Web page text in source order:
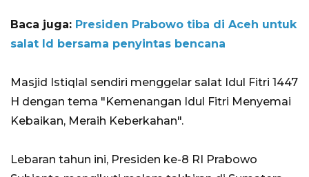
Baca juga: Presiden Prabowo tiba di Aceh untuk
salat Id bersama penyintas bencana
Masjid Istiqlal sendiri menggelar salat Idul Fitri 1447
H dengan tema "Kemenangan Idul Fitri Menyemai
Kebaikan, Meraih Keberkahan".
Lebaran tahun ini, Presiden ke-8 RI Prabowo